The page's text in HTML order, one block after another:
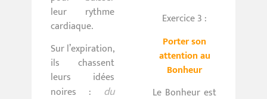
leur rythme
cardiaque.
Sur l’expiration,
ils chassent
leurs idées
noires : du
Exercice 3 :
Porter son
attention au
Bonheur
Le Bonheur est